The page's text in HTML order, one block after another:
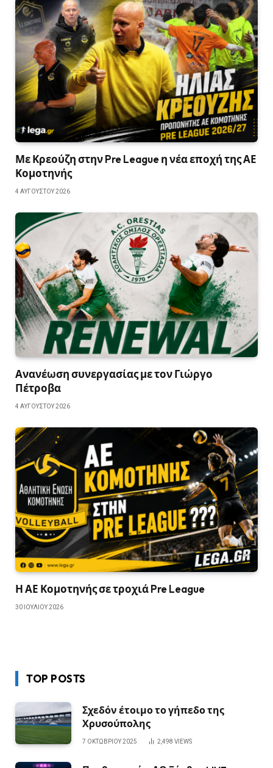
Με Κρεούζη στην Pre League η νέα εποχή της ΑΕ
Κομοτηνής
4 ΑΥΓΟΎΣΤΟΥ 2026
Ανανέωση συνεργασίας με τον Γιώργο
Πέτροβα
4 ΑΥΓΟΎΣΤΟΥ 2026
Η ΑΕ Κομοτηνής σε τροχιά Pre League
30 ΙΟΥΛΊΟΥ 2026
TOP POSTS
Σχεδόν έτοιμο το γήπεδο της
Χρυσούπολης
7 ΟΚΤΩΒΡΊΟΥ 2025 2,498 VIEWS